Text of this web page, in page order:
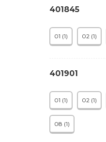
401845
01 (1) 02 (1)
401901
01 (1) 02 (1)
08 (1)